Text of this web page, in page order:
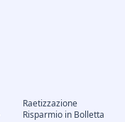
Raetizzazione
Risparmio in Bolletta